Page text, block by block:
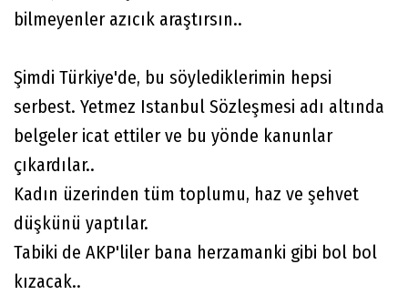
bilmeyenler azıcık araştırsın..
Şimdi Türkiye'de, bu söylediklerimin hepsi
serbest. Yetmez Istanbul Sözleşmesi adı altında
belgeler icat ettiler ve bu yönde kanunlar
çıkardılar..
Kadın üzerinden tüm toplumu, haz ve şehvet
düşkünü yaptılar.
Tabiki de AKP'liler bana herzamanki gibi bol bol
kızacak..